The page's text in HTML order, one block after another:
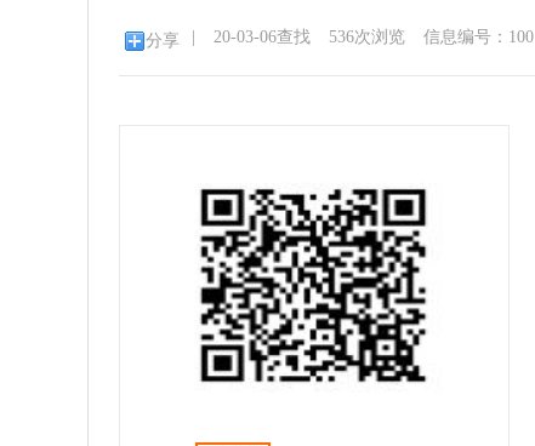
分享 20-03-06查找 536次浏览 信息编号：100